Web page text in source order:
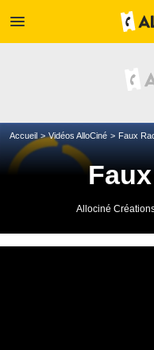
menu
Accueil Vidéos AlloCiné Faux
Allociné